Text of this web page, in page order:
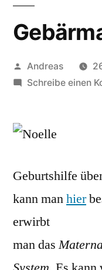
Veröffentlicht
von
Andreas
Schreibe einen
Geburtshilfe
kann manhier
erwirbt
man das